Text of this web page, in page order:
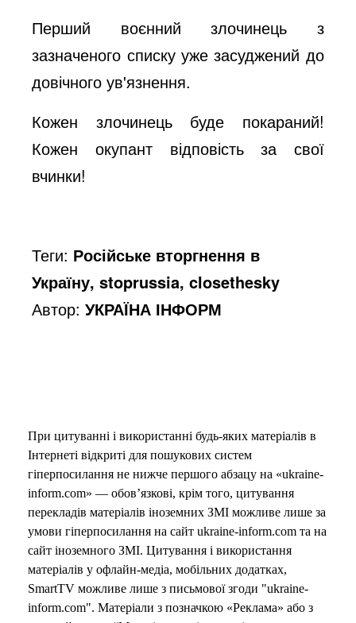
Перший воєнний злочинець з
зазначеного списку уже засуджений до
довічного ув'язнення.
Кожен злочинець буде покараний!
Кожен окупант відповість за свої
вчинки!
Теги: Російське вторгнення в
Україну, stoprussia, closethesky
Автор:УКРАЇНА ІНФОРМ
При цитуванні і використанні будь-яких матеріалів в
Інтернеті відкриті для пошукових систем
гіперпосилання не нижче першого абзацу на «ukraine-
inform.com» — обов’язкові, крім того, цитування
перекладів матеріалів іноземних ЗМІ можливе лише за
умови гіперпосилання на сайт ukraine-inform.com та на
сайт іноземного ЗМІ. Цитування і використання
матеріалів у офлайн-медіа, мобільних додатках,
SmartTV можливе лише з письмової згоди "ukraine-
inform.com". Матеріали з позначкою «Реклама» або з